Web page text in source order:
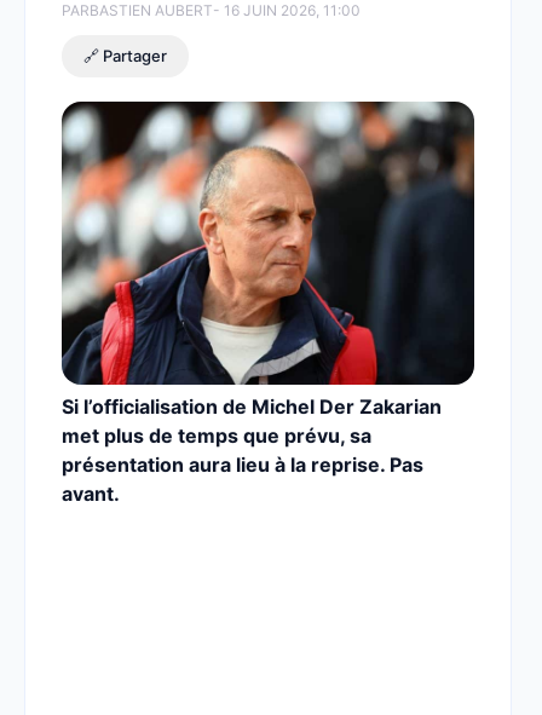
PARBASTIEN AUBERT- 16 JUIN 2026, 11:00
🔗 Partager
Si l’officialisation de Michel Der Zakarian
met plus de temps que prévu, sa
présentation aura lieu à la reprise. Pas
avant.